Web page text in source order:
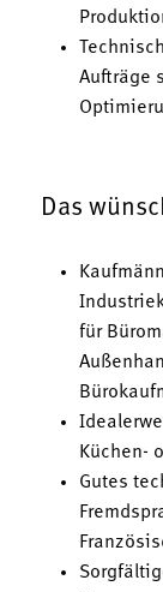
Aufträge
Das
für
Küchen-
Gutes